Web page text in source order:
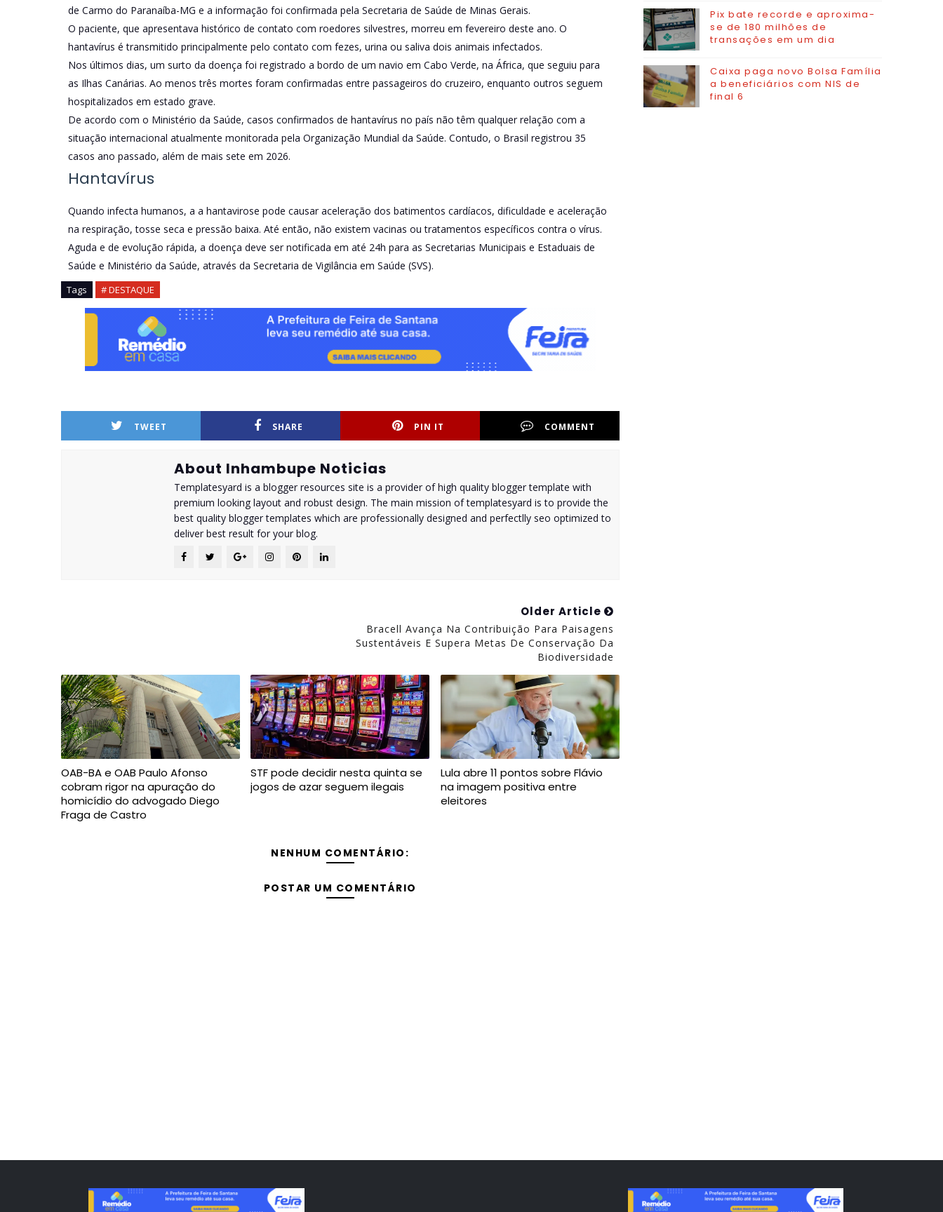
de Carmo do Paranaíba-MG e a informação foi confirmada pela Secretaria de Saúde de Minas Gerais.
O paciente, que apresentava histórico de contato com roedores silvestres, morreu em fevereiro deste ano. O
hantavírus é transmitido principalmente pelo contato com fezes, urina ou saliva dois animais infectados.
Nos últimos dias, um surto da doença foi registrado a bordo de um navio em Cabo Verde, na África, que seguiu para
as Ilhas Canárias. Ao menos três mortes foram confirmadas entre passageiros do cruzeiro, enquanto outros seguem
hospitalizados em estado grave.
De acordo com o Ministério da Saúde, casos confirmados de hantavírus no país não têm qualquer relação com a
situação internacional atualmente monitorada pela Organização Mundial da Saúde. Contudo, o Brasil registrou 35
casos ano passado, além de mais sete em 2026.
Hantavírus
Quando infecta humanos, a a hantavirose pode causar aceleração dos batimentos cardíacos, dificuldade e aceleração
na respiração, tosse seca e pressão baixa. Até então, não existem vacinas ou tratamentos específicos contra o vírus.
Aguda e de evolução rápida, a doença deve ser notificada em até 24h para as Secretarias Municipais e Estaduais de
Saúde e Ministério da Saúde, através da Secretaria de Vigilância em Saúde (SVS).
Tags # DESTAQUE
TWEET SHARE PIN IT COMMENT
About Inhambupe Noticias
Templatesyard is a blogger resources site is a provider of high quality blogger template with
premium looking layout and robust design. The main mission of templatesyard is to provide the
best quality blogger templates which are professionally designed and perfectlly seo optimized to
deliver best result for your blog.
Older Article
Bracell Avança Na Contribuição Para Paisagens
Sustentáveis E Supera Metas De Conservação Da
Biodiversidade
OAB-BA e OAB Paulo Afonso
cobram rigor na apuração do
homicídio do advogado Diego
Fraga de Castro
STF pode decidir nesta quinta se
jogos de azar seguem ilegais
Lula abre 11 pontos sobre Flávio
na imagem positiva entre
eleitores
NENHUM COMENTÁRIO:
POSTAR UM COMENTÁRIO
Pix bate recorde e aproxima-
se de 180 milhões de
transações em um dia
Caixa paga novo Bolsa Família
a beneficiários com NIS de
final 6